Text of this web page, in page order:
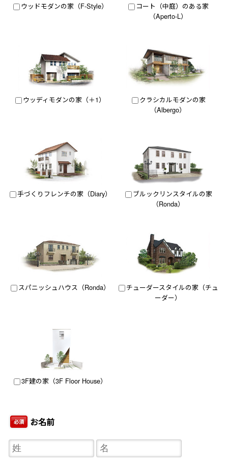
ウッドモダンの家（F-Style）
コート（中庭）のある家
（Aperto-L）
ウッディモダンの家（＋1）
クラシカルモダンの家
（Albergo）
手づくりフレンチの家（Diary）
ブルックリンスタイルの家
（Ronda）
スパニッシュハウス（Ronda）
チューダースタイルの家（チュ
ーダー）
3F建の家（3F Floor House）
必須 お名前